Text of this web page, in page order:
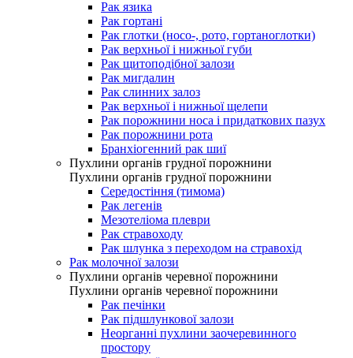
Рак язика
Рак гортані
Рак глотки (носо-, рото, гортаноглотки)
Рак верхньої і нижньої губи
Рак щитоподібної залози
Рак мигдалин
Рак слинних залоз
Рак верхньої і нижньої щелепи
Рак порожнини носа і придаткових пазух
Рак порожнини рота
Бранхіогенний рак шиї
Пухлини органів грудної порожнини
Пухлини органів грудної порожнини
Середостіння (тимома)
Рак легенів
Мезотеліома плеври
Рак стравоходу
Рак шлунка з переходом на стравохід
Рак молочної залози
Пухлини органів черевної порожнини
Пухлини органів черевної порожнини
Рак печінки
Рак підшлункової залози
Неорганні пухлини заочеревинного
простору